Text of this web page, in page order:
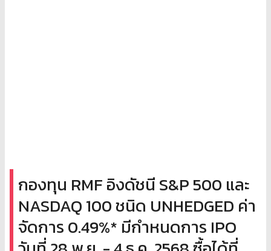
กองทุน RMF อิงดัชนี S&P 500 และ
NASDAQ 100 ชนิด UNHEDGED ค่า
จัดการ 0.49%* มีกำหนดการ IPO